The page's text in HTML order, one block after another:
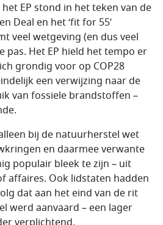
EP stond in het teken van de
Deal en het ‘fit for 55’
veel wetgeving (en dus veel
pas. Het EP hield het tempo er
grondig voor op COP28
een verwijzing naar de
van fossiele brandstoffen –
bij de natuurherstel wet
en daarmee verwante
populair bleek te zijn – uit
affaires. Ook lidstaten hadden
dat aan het eind van de rit
werd aanvaard – een lager